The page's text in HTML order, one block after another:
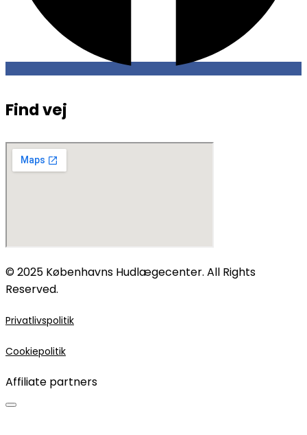
Find vej
© 2025 Københavns Hudlægecenter. All Rights
Reserved.
Privatlivspolitik
Cookiepolitik
Affiliate partners